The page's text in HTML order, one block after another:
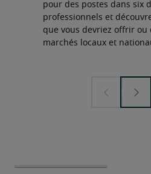
pour des postes dans six
professionnels et
que vous devriez offrir ou
marchés locaux et